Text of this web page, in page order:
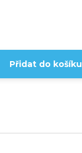
Přidat do košíku